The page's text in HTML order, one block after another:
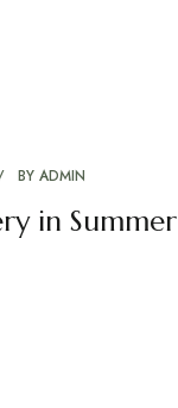
BY ADMIN
in Summer